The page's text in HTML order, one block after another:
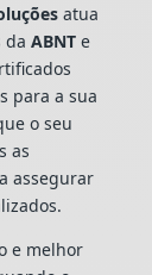
atua
da ABNTe
para a sua
o seu
as
assegurar
e melhor